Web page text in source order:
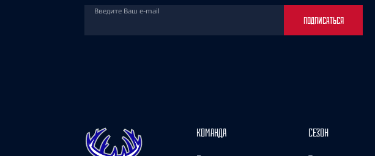
Введите Ваш e-mail
ПОДПИСАТЬСЯ
КОМАНДА СЕЗОН